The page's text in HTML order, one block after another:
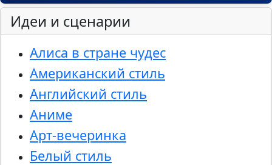
Идеи и сценарии
Алиса в стране чудес
Американский стиль
Английский стиль
Аниме
Арт-вечеринка
Белый стиль